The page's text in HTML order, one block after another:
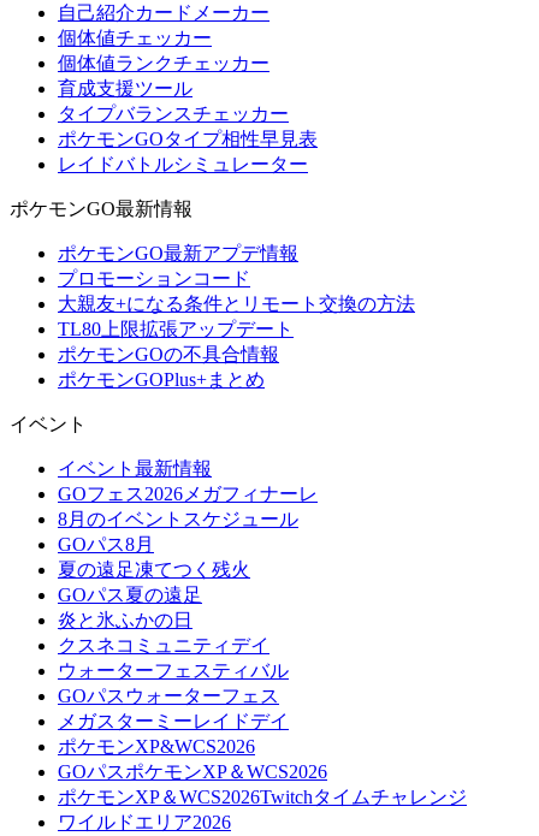
自己紹介カードメーカー
個体値チェッカー
個体値ランクチェッカー
育成支援ツール
タイプバランスチェッカー
ポケモンGOタイプ相性早見表
レイドバトルシミュレーター
ポケモンGO最新情報
ポケモンGO最新アプデ情報
プロモーションコード
大親友+になる条件とリモート交換の方法
TL80上限拡張アップデート
ポケモンGOの不具合情報
ポケモンGOPlus+まとめ
イベント
イベント最新情報
GOフェス2026メガフィナーレ
8月のイベントスケジュール
GOパス8月
夏の遠足凍てつく残火
GOパス夏の遠足
炎と氷ふかの日
クスネコミュニティデイ
ウォーターフェスティバル
GOパスウォーターフェス
メガスターミーレイドデイ
ポケモンXP&WCS2026
GOパスポケモンXP＆WCS2026
ポケモンXP＆WCS2026Twitchタイムチャレンジ
ワイルドエリア2026